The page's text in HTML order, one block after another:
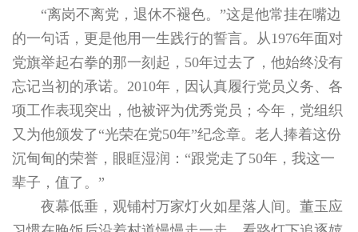
“离岗不离党，退休不褪色。”这是他常挂在嘴边
的一句话，更是他用一生践行的誓言。从1976年面对
党旗举起右拳的那一刻起，50年过去了，他始终没有
忘记当初的承诺。2010年，因认真履行党员义务、各
项工作表现突出，他被评为优秀党员；今年，党组织
又为他颁发了“光荣在党50年”纪念章。老人捧着这份
沉甸甸的荣誉，眼眶湿润：“跟党走了50年，我这一
辈子，值了。”
夜幕低垂，观铺村万家灯火如星落人间。董玉应